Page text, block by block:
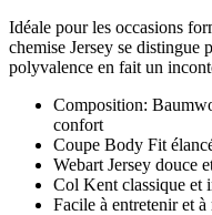
Idéale pour les occasions
chemise Jersey se distingue
polyvalence en fait un
Composition:
confort
Coupe Body Fit
Webart Jersey douce
Col Kent classique et
Facile à entretenir et à